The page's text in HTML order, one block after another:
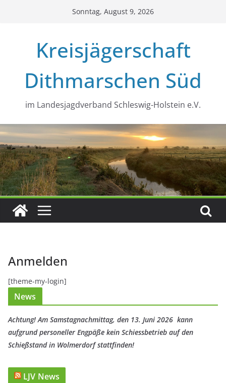
Sonntag, August 9, 2026
Kreisjägerschaft
Dithmarschen Süd
im Landesjagdverband Schleswig-Holstein e.V.
Anmelden
[theme-my-login]
News
Achtung! Am Samstagnachmittag, den 13. Juni 2026 kann
aufgrund personeller Engpäße kein Schiessbetrieb auf den
Schießstand in Wolmerdorf stattfinden!
LJV News